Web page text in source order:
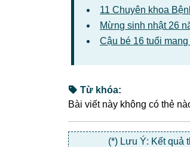
11 Chuyên khoa
Mừng sinh nhật 26
Cậu bé 16 tuổi
Từ khóa:
Bài viết này không có thẻ
(*) Lưu Ý: Kết quả